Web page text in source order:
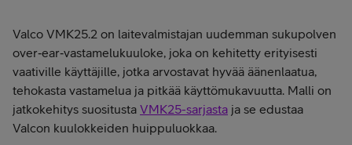
Valco VMK25.2 on laitevalmistajan uudemman sukupolven
over‑ear‑vastamelukuuloke, joka on kehitetty erityisesti
vaativille käyttäjille, jotka arvostavat hyvää äänenlaatua,
tehokasta vastamelua ja pitkää käyttömukavuutta. Malli on
jatkokehitys suositusta VMK25-sarjasta ja se edustaa
Valcon kuulokkeiden huippuluokkaa.